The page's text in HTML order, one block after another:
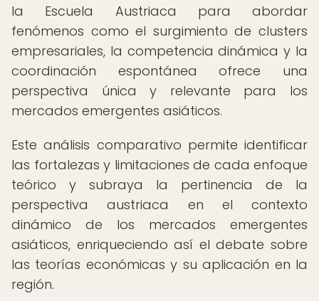
la Escuela Austriaca para abordar
fenómenos como el surgimiento de clusters
empresariales, la competencia dinámica y la
coordinación espontánea ofrece una
perspectiva única y relevante para los
mercados emergentes asiáticos.
Este análisis comparativo permite identificar
las fortalezas y limitaciones de cada enfoque
teórico y subraya la pertinencia de la
perspectiva austriaca en el contexto
dinámico de los mercados emergentes
asiáticos, enriqueciendo así el debate sobre
las teorías económicas y su aplicación en la
región.